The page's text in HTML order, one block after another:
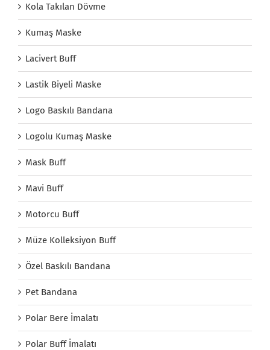
Kola Takılan Dövme
Kumaş Maske
Lacivert Buff
Lastik Biyeli Maske
Logo Baskılı Bandana
Logolu Kumaş Maske
Mask Buff
Mavi Buff
Motorcu Buff
Müze Kolleksiyon Buff
Özel Baskılı Bandana
Pet Bandana
Polar Bere İmalatı
Polar Buff İmalatı